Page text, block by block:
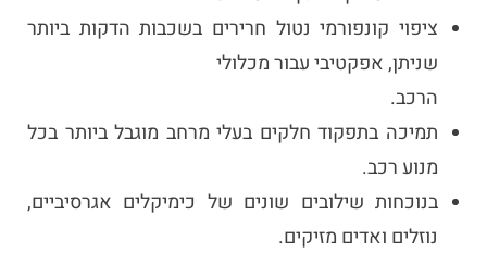
ציפוי קונפורמי נטול חרירים בשכבות הדקות ביותר
שניתן, אפקטיבי עבור מכלולי
הרכב.
תמיכה בתפקוד חלקים בעלי מרחב מוגבל ביותר בכל
מנוע רכב.
בנוכחות שילובים שונים של כימיקלים אגרסיביים,
נוזלים ואדים מזיקים.